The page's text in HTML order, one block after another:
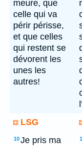
meure, que
celle qui va
périr périsse,
et que celles
qui restent se
dévorent les
unes les
autres!
LSG
10Je pris ma